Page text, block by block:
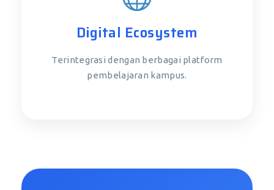
Digital Ecosystem
Terintegrasi dengan berbagai platform
pembelajaran kampus.